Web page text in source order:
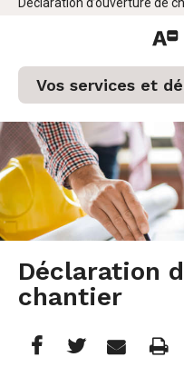
Déclaration d’ouverture de
Vos services et
Déclaration
chantier
Partager
Partager
 